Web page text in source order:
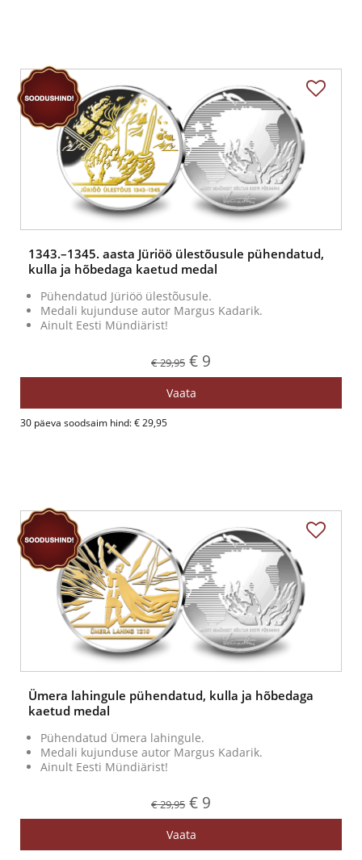
1343.–1345. aasta Jüriöö ülestõusule pühendatud,
kulla ja hõbedaga kaetud medal
Pühendatud Jüriöö ülestõusule.
Medali kujunduse autor Margus Kadarik.
Ainult Eesti Mündiärist!
€ 29,95 € 9
Vaata
30 päeva soodsaim hind: € 29,95
Ümera lahingule pühendatud, kulla ja hõbedaga
kaetud medal
Pühendatud Ümera lahingule.
Medali kujunduse autor Margus Kadarik.
Ainult Eesti Mündiärist!
€ 29,95 € 9
Vaata